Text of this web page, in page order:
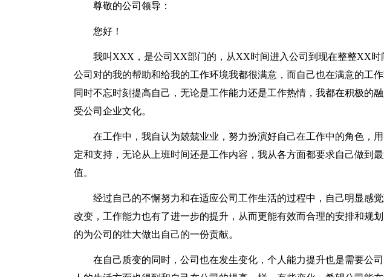
尊敬的公司领导：
您好！
我叫XXX，是公司XX部门的，从XX时间进入公司到现在整整XX时
公司对的我的帮助和给我的工作环境我都很满意，而自己也在满意的工
同时不忘时刻提高自己，无论是工作能力还是工作热情，我都在积极的
受公司企业文化。
在工作中，我自认为兢兢业业，努力扮演好自己在工作中的角色，
定和支持，无论从上班时间还是工作内容，我从各方面都要求自己做到
值。
经过自己的不懈努力和在适应公司工作生活的过程中，自己明显感
改变，工作能力也有了进一步的提升，从而更能有效而合理的安排和规
的为公司的壮大做出自己的一份贡献。
在自己质变的同时，公司也在发生变化，个人能力提升也是需要公